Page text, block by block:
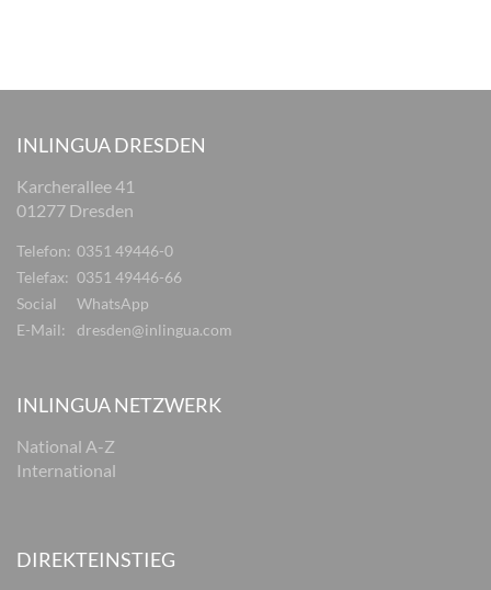
INLINGUA DRESDEN
Karcherallee 41
01277 Dresden
Telefon: 0351 49446-0
Telefax: 0351 49446-66
Social
WhatsApp
E-Mail:
dresden@inlingua.com
INLINGUA NETZWERK
National A-Z
International
DIREKTEINSTIEG